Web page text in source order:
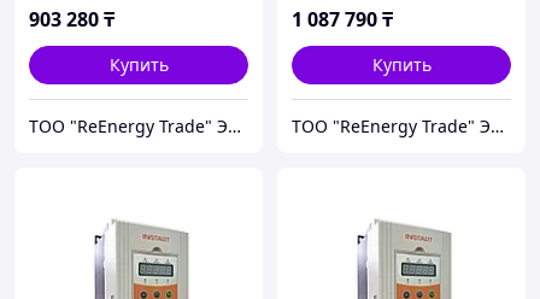
903 280₸
Купить
ТОО "ReEnergy Trade" Энергоэффективные технологии и оборудование
1 087 790₸
Купить
ТОО "ReEnergy Trade" Энергоэффективные технологии и оборудование